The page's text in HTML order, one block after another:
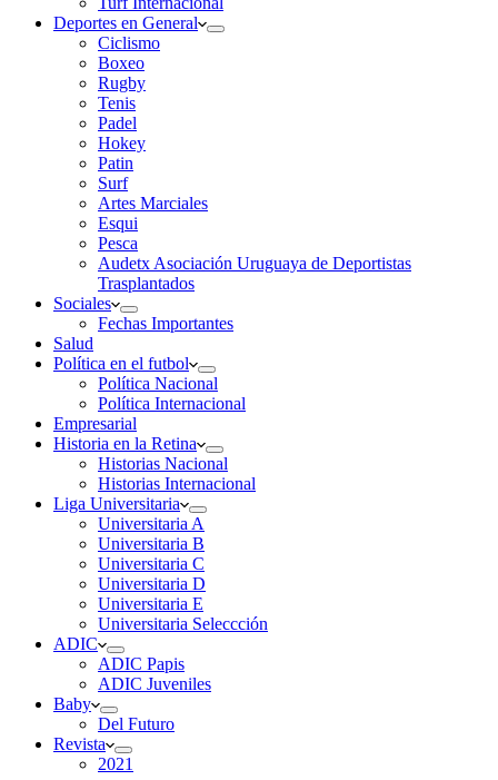
Deportes en General
Ciclismo
Boxeo
Rugby
Tenis
Padel
Hokey
Patin
Surf
Artes Marciales
Esqui
Pesca
Audetx Asociación Uruguaya de Deportistas
Trasplantados
Sociales
Fechas Importantes
Salud
Política en el futbol
Política Nacional
Política Internacional
Empresarial
Historia en la Retina
Historias Nacional
Historias Internacional
Liga Universitaria
Universitaria A
Universitaria B
Universitaria C
Universitaria D
Universitaria E
Universitaria Seleccción
ADIC
ADIC Papis
ADIC Juveniles
Baby
Del Futuro
Revista
2021